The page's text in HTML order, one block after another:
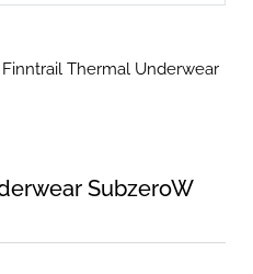
Thermal Underwear
SubzeroW